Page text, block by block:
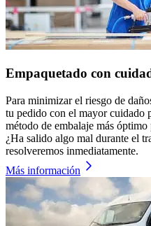
Empaquetado con
Para minimizar el riesgo de
tu pedido con el mayor cuidado
método de embalaje más
¿Ha salido algo mal durante el
resolveremos inmediatamente.
Más información